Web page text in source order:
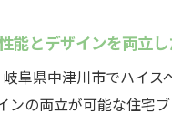
能とデザインを両立
阜県中津川市でハイス
ンの両立が可能な住宅